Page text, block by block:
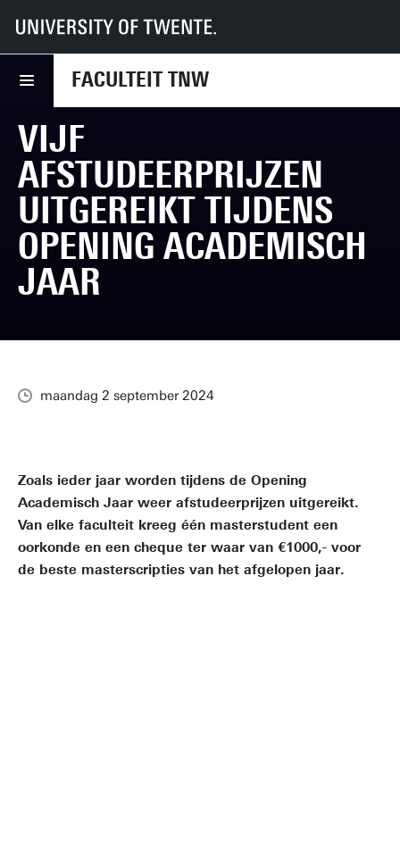
FACULTEIT TNW
UT Faculteiten TNW
Nieuws
Vijf afstudeerprijzen uitgereikt tijdens Opening Academisch Jaar
VIJF
AFSTUDEERPRIJZEN
UITGEREIKT TIJDENS
OPENING ACADEMISCH
JAAR
maandag 2 september 2024
Zoals ieder jaar worden tijdens de Opening
Academisch Jaar weer afstudeerprijzen uitgereikt.
Van elke faculteit kreeg één masterstudent een
oorkonde en een cheque ter waar van €1000,- voor
de beste masterscripties van het afgelopen jaar.